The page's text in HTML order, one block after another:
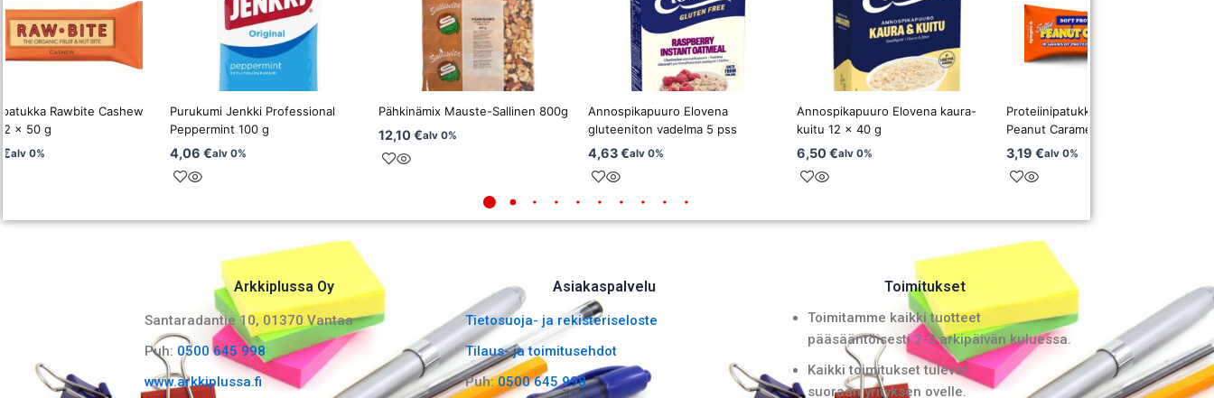
Rawbite Cashew
x 50 g
€alv 0%
Purukumi Jenkki Professional
Peppermint 100 g
4,06 €alv 0%
Pähkinämix Mauste-Sallinen 800g
12,10€alv 0%
Annospikapuuro Elovena
gluteeniton vadelma 5 pss
4,63€alv 0%
Annospikapuuro Elovena kaura-
kuitu 12 x 40 g
6,50€alv 0%
Proteiinipatukka Barebells Salted
Peanut Caramel 55g
3,19 €alv 0%
Arkkiplussa Oy
Santaradantie 10, 01370 Vantaa​
Puh: 0500 645 998
www.arkkiplussa.fi
Asiakaspalvelu
Tietosuoja- ja rekisteriseloste
Tilaus- ja toimitusehdot
Puh:0500 645 998
Toimitukset
Toimitamme kaikki tuotteet
pääsääntöisesti 2-3 arkipäivän kuluessa.
Kaikki toimitukset tulevat
suoraan yrityksen ovelle.